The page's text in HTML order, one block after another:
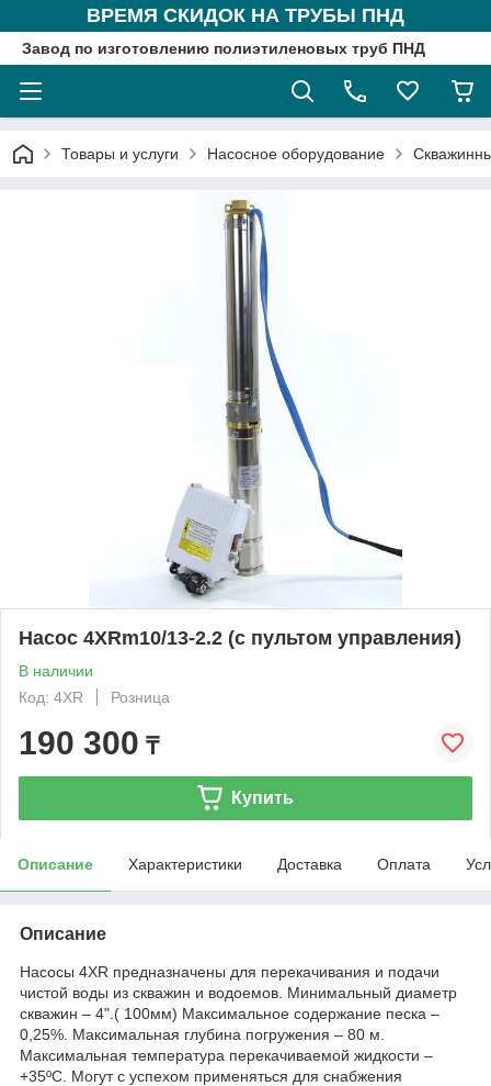
ВРЕМЯ СКИДОК НА ТРУБЫ ПНД
Завод по изготовлению полиэтиленовых труб ПНД
Товары и услуги Насосное оборудование
Насос 4XRm10/13-2.2 (с пультом управления)
В наличии
Код: 4XR
Розница
190 300 ₸
Купить
Описание Характеристики Доставка Оплата
Описание
Насосы 4XR предназначены для перекачивания и подачи
чистой воды из скважин и водоемов. Минимальный диаметр
скважин – 4".( 100мм) Максимальное содержание песка –
0,25%. Максимальная глубина погружения – 80 м.
Максимальная температура перекачиваемой жидкости –
+35ºС. Могут с успехом применяться для снабжения